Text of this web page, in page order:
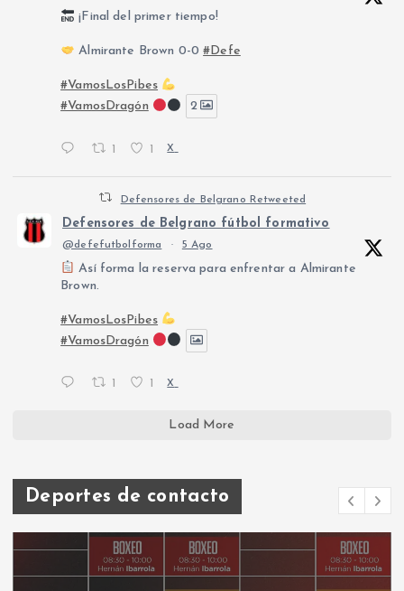
¡Final del primer tiempo!
Almirante Brown 0-0#Defe
#VamosLosPibes
#VamosDragón
2
1 1 X
Defensores de Belgrano Retweeted
Defensores de Belgrano fútbol formativo
@defefutbolforma · 5 Ago
Así forma la reserva para enfrentar a Almirante
Brown.
#VamosLosPibes
#VamosDragón
X
Load More
Deportes de contacto